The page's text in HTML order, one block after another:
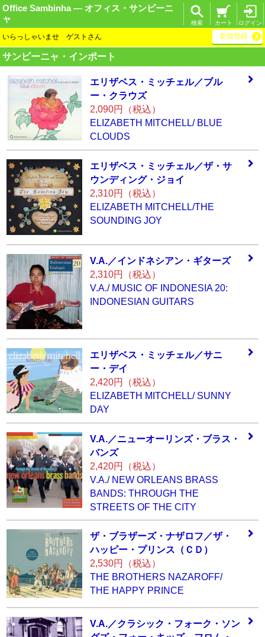
Office Sambinha ― オフィス・サンビーニ
ャ
ログイン
カート
検索
いらっしゃいませ ゲストさん 新規登録
サンビーニャ・インポート
エリザベス・ミッチェル／ブル
ー・ クラウズ
2,090円（税込）
ELIZABETH MITCHELL/ BLUE
CLOUDS
エリザベス・ミッチェル／ザ・サ
ウンディング・ジョ イ
2,310円（税込）
ELIZABETH MITCHELL/THE
SOUNDING JOY
V.A.／インドネシアン・ギターズ
2,310円（税込）
V.A./ MUSIC OF INDONESIA 20:
INDONESIAN GUITARS
エリザベス・ミッチェル／サニ
ー・ デイ
2,420円（税込）
ELIZABETH MITCHELL/ SUNNY
DAY
V.A.／ニューオーリンズ・ブラス・
バンズ
2,420円（税込）
V.A./ NEW ORLEANS BRASS
BANDS: THROUGH THE
STREETS OF THE CITY
ザ・ブラザーズ・ ナザロフ／ザ・
ハッピー・プリンス （ＣＤ）
2,530円（税込）
THE BROTHERS NAZAROFF/
THE HAPPY PRINCE
V.A.／クラシック ・フォーク・ソン